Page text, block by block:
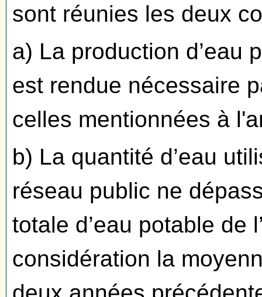
sont réunies les deux
a) La production d’eau
est rendue nécessaire
celles mentionnées à
b) La quantité d’eau
réseau public ne
totale d’eau potable de
considération la